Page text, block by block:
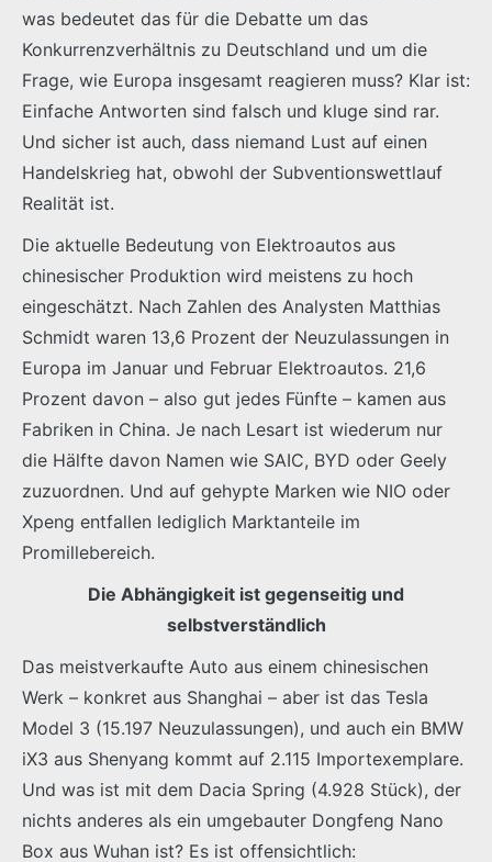
was bedeutet das für die Debatte um das
Konkurrenzverhältnis zu Deutschland und um die
Frage, wie Europa insgesamt reagieren muss? Klar ist:
Einfache Antworten sind falsch und kluge sind rar.
Und sicher ist auch, dass niemand Lust auf einen
Handelskrieg hat, obwohl der Subventionswettlauf
Realität ist.
Die aktuelle Bedeutung von Elektroautos aus
chinesischer Produktion wird meistens zu hoch
eingeschätzt. Nach Zahlen des Analysten Matthias
Schmidt waren 13,6 Prozent der Neuzulassungen in
Europa im Januar und Februar Elektroautos. 21,6
Prozent davon – also gut jedes Fünfte – kamen aus
Fabriken in China. Je nach Lesart ist wiederum nur
die Hälfte davon Namen wie SAIC, BYD oder Geely
zuzuordnen. Und auf gehypte Marken wie NIO oder
Xpeng entfallen lediglich Marktanteile im
Promillebereich.
Die Abhängigkeit ist gegenseitig und
selbstverständlich
Das meistverkaufte Auto aus einem chinesischen
Werk – konkret aus Shanghai – aber ist das Tesla
Model 3 (15.197 Neuzulassungen), und auch ein BMW
iX3 aus Shenyang kommt auf 2.115 Importexemplare.
Und was ist mit dem Dacia Spring (4.928 Stück), der
nichts anderes als ein umgebauter Dongfeng Nano
Box aus Wuhan ist? Es ist offensichtlich: